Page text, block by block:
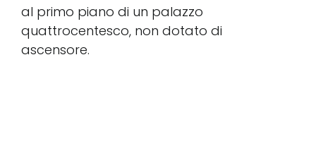
al primo piano di un palazzo
quattrocentesco, non dotato di
ascensore.